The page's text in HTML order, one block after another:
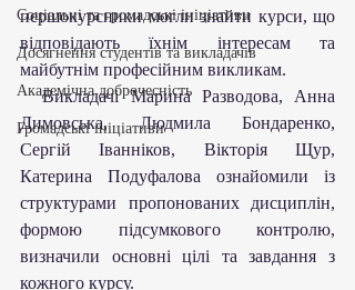
Соціальні та громадські ініціативи
Досягнення студентів та викладачів
Академічна доброчесність
Громадські ініціативи
першокурсники могли знайти курси, що
відповідають їхнім інтересам та
майбутнім професійним викликам.
  Викладачі Марина Разводова, Анна
Димовська, Людмила Бондаренко,
Сергій Іванніков, Вікторія Щур,
Катерина Подуфалова ознайомили із
структурами пропонованих дисциплін,
формою підсумкового контролю,
визначили основні цілі та завдання з
кожного курсу.